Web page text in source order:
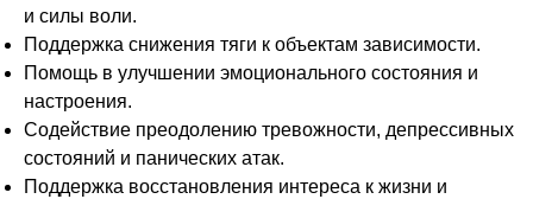
и силы воли.
Поддержка снижения тяги к объектам зависимости.
Помощь в улучшении эмоционального состояния и
настроения.
Содействие преодолению тревожности, депрессивных
состояний и панических атак.
Поддержка восстановления интереса к жизни и